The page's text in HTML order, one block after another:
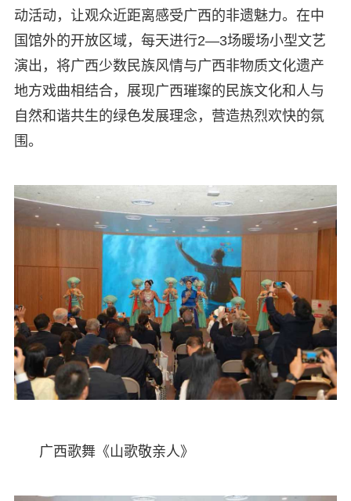
动活动，让观众近距离感受广西的非遗魅力。在中
国馆外的开放区域，每天进行2—3场暖场小型文艺
演出，将广西少数民族风情与广西非物质文化遗产
地方戏曲相结合，展现广西璀璨的民族文化和人与
自然和谐共生的绿色发展理念，营造热烈欢快的氛
围。
广西歌舞《山歌敬亲人》